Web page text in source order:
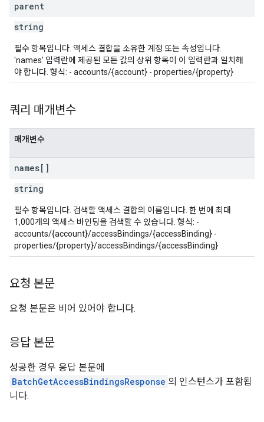
parent
string
필수 항목입니다. 액세스 결합을 소유한 계정 또는 속성입니다.
'names' 입력란에 제공된 모든 값의 상위 항목이 이 입력란과 일치해
야 합니다. 형식: - accounts/{account} - properties/{property}
쿼리 매개변수
매개변수
names[]
string
필수 항목입니다. 검색할 액세스 결합의 이름입니다. 한 번에 최대
1,000개의 액세스 바인딩을 검색할 수 있습니다. 형식: -
accounts/{account}/accessBindings/{accessBinding} -
properties/{property}/accessBindings/{accessBinding}
요청 본문
요청 본문은 비어 있어야 합니다.
응답 본문
성공한 경우 응답 본문에
BatchGetAccessBindingsResponse 의 인스턴스가 포함됩
니다.